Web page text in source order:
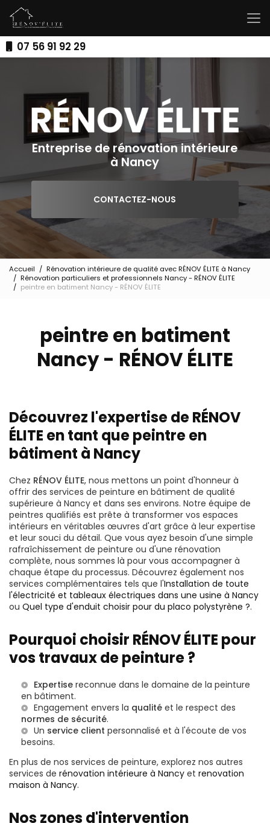
au
contenu
principal07 56 91 92 29
Entreprise de rénovation intérieure
à Nancy
CONTACTEZ-NOUS
Accueil
Rénovation intérieure de qualité avec RÉNOV ÉLITE à Nancy
Rénovation particuliers et professionnels Nancy - RÉNOV ÉLITE
peintre en batiment Nancy - RÉNOV ÉLITE
peintre en batiment
Nancy - RÉNOV ÉLITE
Découvrez l'expertise de RÉNOV
ÉLITE en tant que peintre en
bâtiment à Nancy
Chez RÉNOV ÉLITE, nous mettons un point d'honneur à
offrir des services de peinture en bâtiment de qualité
supérieure à Nancy et dans ses environs. Notre équipe de
peintres qualifiés est prête à transformer vos espaces
intérieurs en véritables œuvres d'art grâce à leur expertise
et leur souci du détail. Que vous ayez besoin d'une simple
rafraîchissement de peinture ou d'une rénovation
complète, nous sommes là pour vous accompagner à
chaque étape du processus. Découvrez également nos
services complémentaires tels que l'Installation de toute
l'électricité et tableaux électriques dans une usine à Nancy
ou Quel type d'enduit choisir pour du placo polystyrène ?.
Pourquoi choisir RÉNOV ÉLITE pour
vos travaux de peinture ?
Expertise reconnue dans le domaine de la peinture
en bâtiment.
Engagement envers la qualité et le respect des
normes de sécurité.
Un service client personnalisé et à l'écoute de vos
besoins.
En plus de nos services de peinture, explorez nos autres
services de rénovation intérieure à Nancy et renovation
maison à Nancy.
Nos zones d'intervention